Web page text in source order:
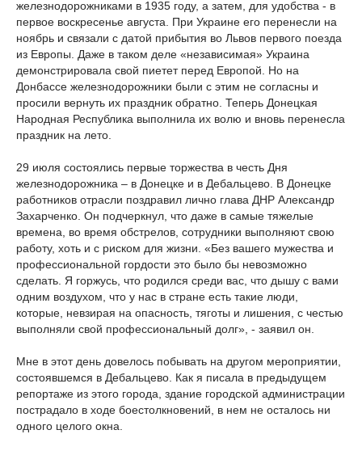
железнодорожниками в 1935 году, а затем, для удобства - в
первое воскресенье августа. При Украине его перенесли на
ноябрь и связали с датой прибытия во Львов первого поезда
из Европы. Даже в таком деле «независимая» Украина
демонстрировала свой пиетет перед Европой. Но на
Донбассе железнодорожники были с этим не согласны и
просили вернуть их праздник обратно. Теперь Донецкая
Народная Республика выполнила их волю и вновь перенесла
праздник на лето.
29 июля состоялись первые торжества в честь Дня
железнодорожника – в Донецке и в Дебальцево. В Донецке
работников отрасли поздравил лично глава ДНР Александр
Захарченко. Он подчеркнул, что даже в самые тяжелые
времена, во время обстрелов, сотрудники выполняют свою
работу, хоть и с риском для жизни. «Без вашего мужества и
профессиональной гордости это было бы невозможно
сделать. Я горжусь, что родился среди вас, что дышу с вами
одним воздухом, что у нас в стране есть такие люди,
которые, невзирая на опасность, тяготы и лишения, с честью
выполняли свой профессиональный долг», - заявил он.
Мне в этот день довелось побывать на другом мероприятии,
состоявшемся в Дебальцево. Как я писала в предыдущем
репортаже из этого города, здание городской администрации
пострадало в ходе боестолкновений, в нем не осталось ни
одного целого окна.